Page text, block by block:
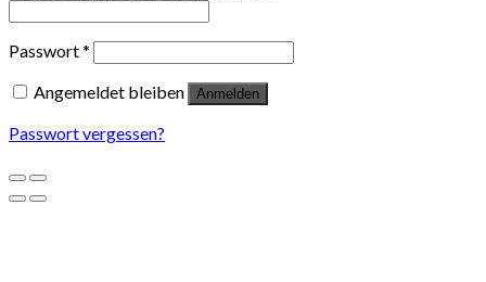
Passwort*
Angemeldet bleiben
Anmelden
Passwort vergessen?